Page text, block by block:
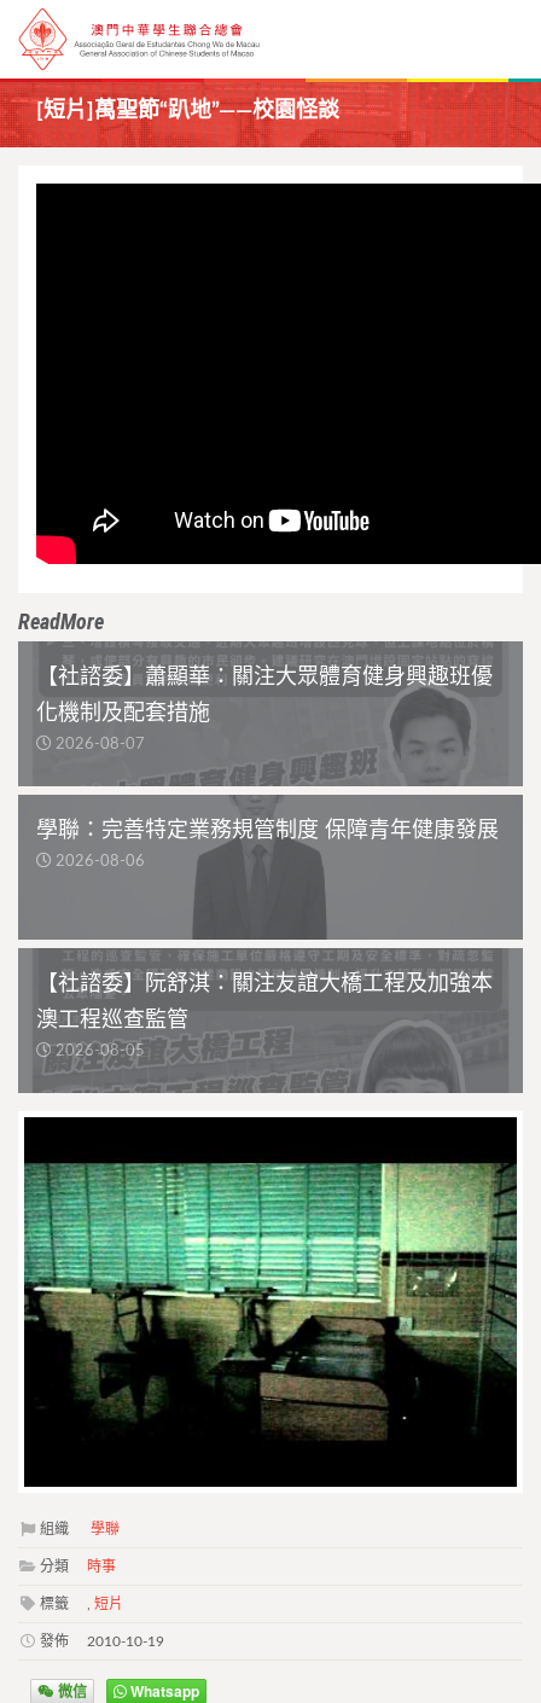
[短片]萬聖節“趴地”——校園怪談
ReadMore
【社諮委】蕭顯華：關注大眾體育健身興趣班優
化機制及配套措施
2026-08-07
學聯：完善特定業務規管制度 保障青年健康發展
2026-08-06
【社諮委】阮舒淇：關注友誼大橋工程及加強本
澳工程巡查監管
2026-08-05
組織 學聯
分類 時事
標籤 短片
發佈 2010-10-19
微信 Whatsapp